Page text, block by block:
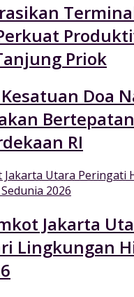
Priok
Doa
RI
Jakarta
Lingkungan